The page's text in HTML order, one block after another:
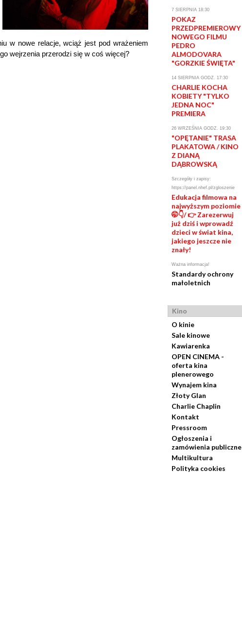
w nowe relacje, wciąż jest pod wrażeniem
wejrzenia przerodzi się w coś więcej?
7 SIERPNIA 18:30
POKAZ
PRZEDPREMIEROWY
NOWEGO FILMU
PEDRO
ALMODOVARA
"GORZKIE ŚWIĘTA"
14 SIERPNIA GODZ. 17:30
CHARLIE KOCHA
KOBIETY "TYLKO
JEDNA NOC"
PREMIERA
26 WRZEŚNIA GODZ. 19:30
"OPĘTANIE" TRASA
PLAKATOWA / KINO
Z DIANĄ
DĄBROWSKĄ
Szczegóły i zapisy:
https://panel.nhef.pl/zgloszenie
Edukacja filmowa na
najwyższym poziomie
🤭👇/ 👉 Zarezerwuj
już dziś i wprowadź
dzieci w świat kina,
jakiego jeszcze nie
znały!
Ważna informacja!
Standardy ochrony
małoletnich
Kino
O kinie
Sale kinowe
Kawiarenka
OPEN CINEMA -
oferta kina
plenerowego
Wynajem kina
Złoty Glan
Charlie Chaplin
Kontakt
Pressroom
Ogłoszenia i
zamówienia publiczne
Multikultura
Polityka cookies